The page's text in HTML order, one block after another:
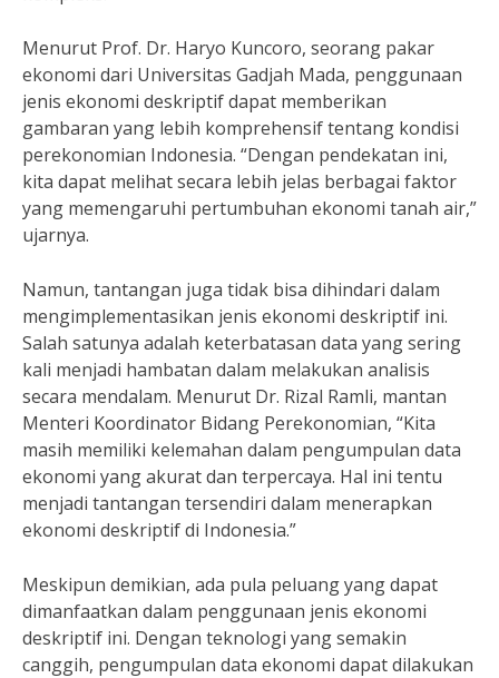
Menurut Prof. Dr. Haryo Kuncoro, seorang pakar
ekonomi dari Universitas Gadjah Mada, penggunaan
jenis ekonomi deskriptif dapat memberikan
gambaran yang lebih komprehensif tentang kondisi
perekonomian Indonesia. “Dengan pendekatan ini,
kita dapat melihat secara lebih jelas berbagai faktor
yang memengaruhi pertumbuhan ekonomi tanah air,”
ujarnya.
Namun, tantangan juga tidak bisa dihindari dalam
mengimplementasikan jenis ekonomi deskriptif ini.
Salah satunya adalah keterbatasan data yang sering
kali menjadi hambatan dalam melakukan analisis
secara mendalam. Menurut Dr. Rizal Ramli, mantan
Menteri Koordinator Bidang Perekonomian, “Kita
masih memiliki kelemahan dalam pengumpulan data
ekonomi yang akurat dan terpercaya. Hal ini tentu
menjadi tantangan tersendiri dalam menerapkan
ekonomi deskriptif di Indonesia.”
Meskipun demikian, ada pula peluang yang dapat
dimanfaatkan dalam penggunaan jenis ekonomi
deskriptif ini. Dengan teknologi yang semakin
canggih, pengumpulan data ekonomi dapat dilakukan